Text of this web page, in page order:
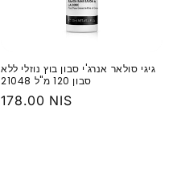
‏גיגי סולאר אנרג'י סבון בוץ נוזלי ללא
סבון 120 מ"ל 21048
מחיר
178.00 NIS